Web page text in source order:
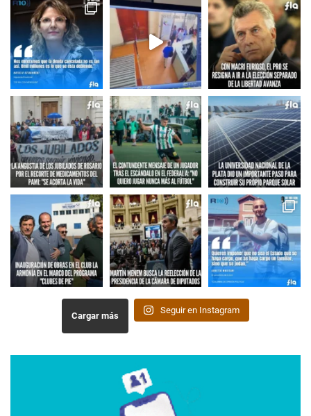
Cargar más
Seguir en Instagram